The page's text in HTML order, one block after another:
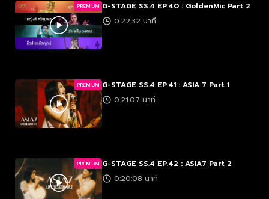
PREMIUM G-STAGE SS.4 EP.40 : GoldenMic Part 2
0:22:32 นาที
PREMIUM G-STAGE SS.4 EP.41 : ASIA 7 Part 1
0:21:07 นาที
PREMIUM
G-STAGE SS.4 EP.42 : ASIA7 Part 2
0:20:08 นาที